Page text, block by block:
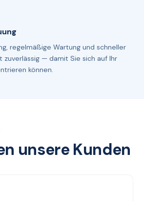
regelmäßige Wartung und schneller
zuverlässig — damit Sie sich auf Ihr
können.
unsere Kunden